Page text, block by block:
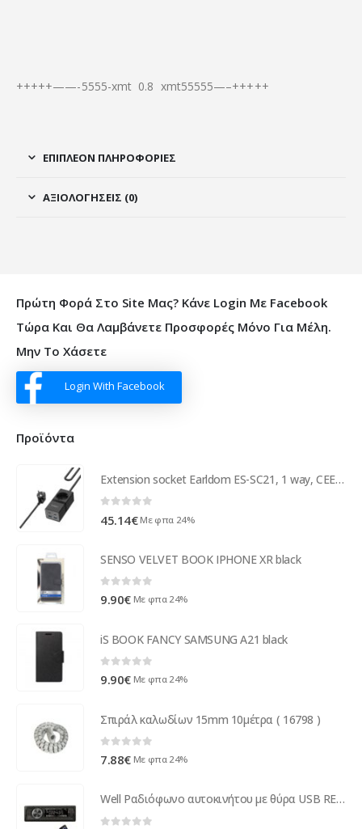
+++++——-5555-xmt 0.8 xmt55555—–+++++
ΕΠΙΠΛΈΟΝ ΠΛΗΡΟΦΟΡΊΕΣ
ΑΞΙΟΛΟΓΉΣΕΙΣ (0)
Πρώτη Φορά Στο Site Μας? Κάνε Login Με Facebook
Τώρα Και Θα Λαμβάνετε Προσφορές Μόνο Για Μέλη.
Μην Το Χάσετε
Login With Facebook
Προϊόντα
Extension socket Earldom ES-SC21, 1 way, CEE 7/3, 2 х USB F, 2 x USB-C, 1m., Black - 40521
45.14€ Με φπα 24%
SENSO VELVET BOOK IPHONE XR black
0 out of 5
9.90€ Με φπα 24%
iS BOOK FANCY SAMSUNG A21 black
0 out of 5
9.90€ Με φπα 24%
Σπιράλ καλωδίων 15mm 10μέτρα ( 16798 )
0out of 5
7.88€ Με φπα 24%
Well Ραδιόφωνο αυτοκινήτου με θύρα USB REVEL RADIO-CAR-REVEL-W